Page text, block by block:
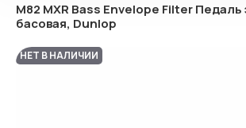
M82 MXR Bass Envelope Filter
басовая, Dunlop
НЕТ В НАЛИЧИИ